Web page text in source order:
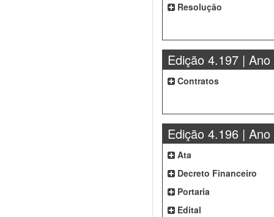
Resolução
Edição 4.197 | Ano
Contratos
Edição 4.196 | Ano
Ata
Decreto Financeiro
Portaria
Edital